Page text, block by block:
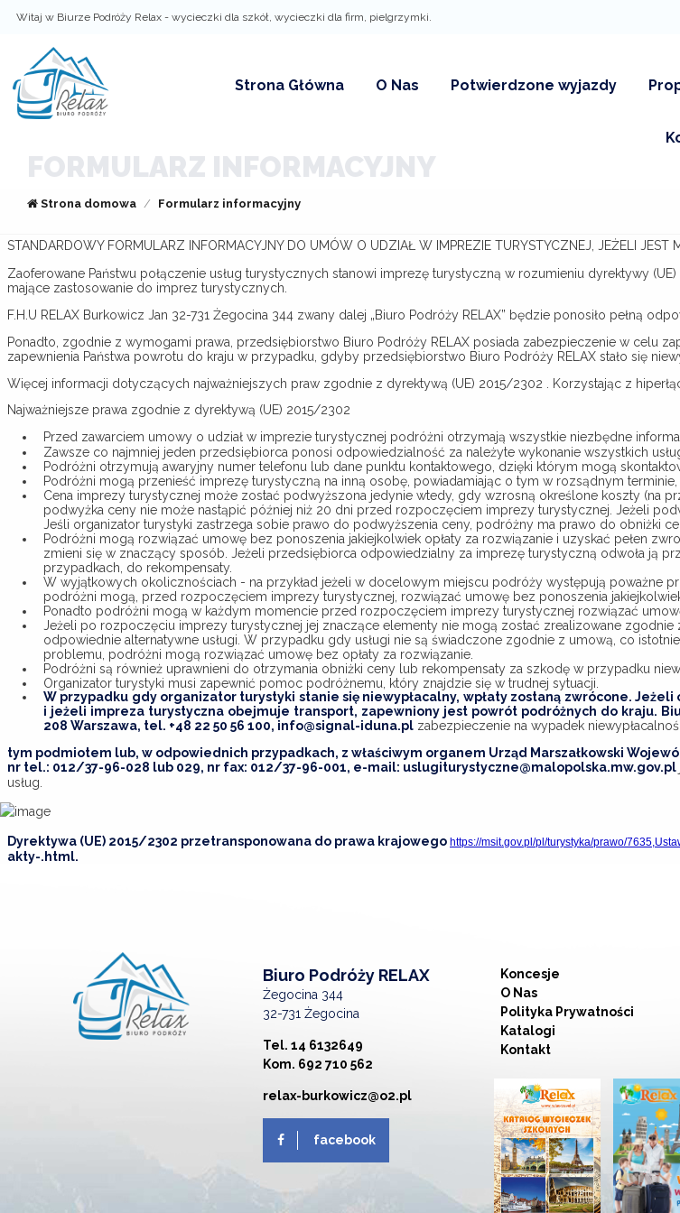
Witaj w Biurze Podróży Relax - wycieczki dla szkół, wycieczki dla firm, pielgrzymki.
Nie pamiętasz hasła?
Strona Główna O Nas Potwierdzone wyjazdy
dla
FORMULARZ INFORMACYJNY
Strona domowa Formularz informacyjny
STANDARDOWY FORMULARZ INFORMACYJNY DO UMÓW O UDZIAŁ W IMPREZIE TURYSTYCZNEJ, JEŻELI JEST
Zaoferowane Państwu połączenie usług turystycznych stanowi imprezę turystyczną w rozumieniu dyrektywy
mające zastosowanie do imprez turystycznych.
F.H.U RELAX Burkowicz Jan 32-731 Żegocina 344 zwany dalej „Biuro Podróży RELAX” będzie ponosiło pełną
Ponadto, zgodnie z wymogami prawa, przedsiębiorstwo Biuro Podróży RELAX posiada zabezpieczenie w celu
zapewnienia Państwa powrotu do kraju w przypadku, gdyby przedsiębiorstwo Biuro Podróży RELAX stało się
Więcej informacji dotyczących najważniejszych praw zgodnie z dyrektywą (UE) 2015/2302 . Korzystając z
Najważniejsze prawa zgodnie z dyrektywą (UE) 2015/2302
Przed zawarciem umowy o udział w imprezie turystycznej podróżni otrzymają wszystkie niezbędne
Zawsze co najmniej jeden przedsiębiorca ponosi odpowiedzialność za należyte wykonanie wszystkich
Podróżni otrzymują awaryjny numer telefonu lub dane punktu kontaktowego, dzięki którym mogą
Podróżni mogą przenieść imprezę turystyczną na inną osobę, powiadamiając o tym w rozsądnym
Cena imprezy turystycznej może zostać podwyższona jedynie wtedy, gdy wzrosną określone koszty (na
podwyżka ceny nie może nastąpić później niż 20 dni przed rozpoczęciem imprezy turystycznej. Jeżeli
Jeśli organizator turystyki zastrzega sobie prawo do podwyższenia ceny, podróżny ma prawo do obniżki
Podróżni mogą rozwiązać umowę bez ponoszenia jakiejkolwiek opłaty za rozwiązanie i uzyskać pełen
zmieni się w znaczący sposób. Jeżeli przedsiębiorca odpowiedzialny za imprezę turystyczną odwoła ją
przypadkach, do rekompensaty.
W wyjątkowych okolicznościach - na przykład jeżeli w docelowym miejscu podróży występują poważne
podróżni mogą, przed rozpoczęciem imprezy turystycznej, rozwiązać umowę bez ponoszenia
Ponadto podróżni mogą w każdym momencie przed rozpoczęciem imprezy turystycznej rozwiązać
Jeżeli po rozpoczęciu imprezy turystycznej jej znaczące elementy nie mogą zostać zrealizowane
odpowiednie alternatywne usługi. W przypadku gdy usługi nie są świadczone zgodnie z umową, co
problemu, podróżni mogą rozwiązać umowę bez opłaty za rozwiązanie.
Podróżni są również uprawnieni do otrzymania obniżki ceny lub rekompensaty za szkodę w przypadku
Organizator turystyki musi zapewnić pomoc podróżnemu, który znajdzie się w trudnej sytuacji.
W przypadku gdy organizator turystyki stanie się niewypłacalny, wpłaty zostaną zwrócone.
i jeżeli impreza turystyczna obejmuje transport, zapewniony jest powrót podróżnych do kraju.
208 Warszawa, tel. +48 22 50 56 100, info@signal-iduna.pl zabezpieczenie na wypadek
tym podmiotem lub, w odpowiednich przypadkach, z właściwym organem Urząd Marszałkowski
nr tel.: 012/37-96-028 lub 029, nr fax: 012/37-96-001, e-mail: uslugiturystyczne@malopolska.mw.gov.pl
usług.
Dyrektywa (UE) 2015/2302 przetransponowana do prawa krajowego https://msit.gov.pl/pl/turystyka/prawo/
akty-.html.
Biuro Podróży RELAX
Żegocina 344
32-731 Żegocina
Tel. 14 6132649
Kom. 692 710 562
relax-burkowicz@o2.pl
facebook
Koncesje
O Nas
Polityka Prywatności
Katalogi
Kontakt